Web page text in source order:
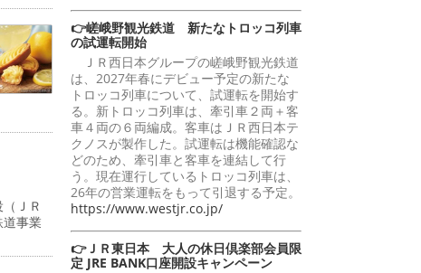
ＪＲ
事業
👉嵯峨野観光鉄道 新たなトロッコ列車
の試運転開始
ＪＲ西日本グループの嵯峨野観光鉄道
は、2027年春にデビュー予定の新たな
トロッコ列車について、試運転を開始す
る。新トロッコ列車は、牽引車２両＋客
車４両の６両編成。客車はＪＲ西日本テ
クノスが製作した。試運転は機能確認な
どのため、牽引車と客車を連結して行
う。現在運行しているトロッコ列車は、
26年の営業運転をもって引退する予定。
https://www.westjr.co.jp/
👉ＪＲ東日本 大人の休日倶楽部会員限
定 JRE BANK口座開設キャンペーン